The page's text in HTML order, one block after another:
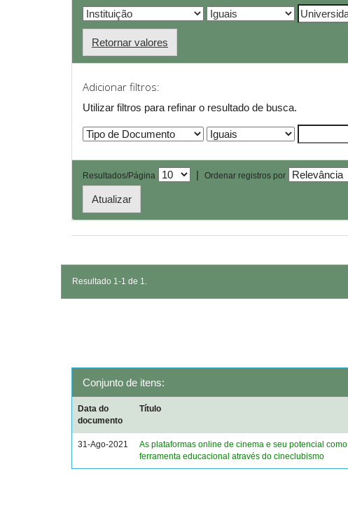
Retornar valores
Adicionar filtros:
Utilizar filtros para refinar o resultado de busca.
Resultados/Página | Ordenar registros por
Resultado 1-1 de 1.
Conjunto de itens:
Data do
documento
Título
31-Ago-2021
As plataformas online de cinema e seu potencial como
ferramenta educacional através do cineclubismo